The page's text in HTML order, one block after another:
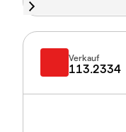
Verkauf
113.2334